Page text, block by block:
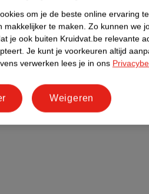
om je de beste online ervaring
makkelijker te maken. Zo kunnen we
je ook buiten Kruidvat.be relevante
Je kunt je voorkeuren altijd
verwerken lees je in ons
Weigeren